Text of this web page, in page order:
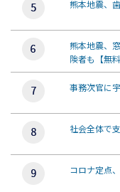
熊本地震、
熊本地震、
険者も【無料
事務次官に
社会全体で
コロナ定点